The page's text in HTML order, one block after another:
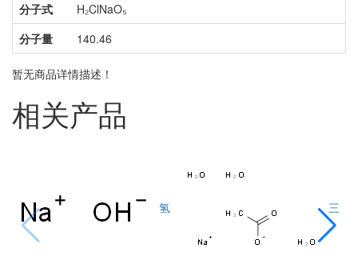
分子式
H₂ClNaO₅
分子量
140.46
暂无商品详情描述！
相关产品
氢 三